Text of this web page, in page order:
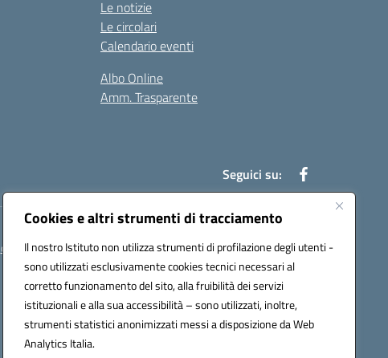
Cookies e altri strumenti di tracciamento
Il nostro Istituto non utilizza strumenti di profilazione degli utenti -
sono utilizzati esclusivamente cookies tecnici necessari al
corretto funzionamento del sito, alla fruibilità dei servizi
istituzionali e alla sua accessibilità – sono utilizzati, inoltre,
strumenti statistici anonimizzati messi a disposizione da Web
Analytics Italia.
Le notizie
Le circolari
Calendario eventi
Albo Online
Amm. Trasparente
Seguici su:
ceic8an00r@pec.istruzione.it